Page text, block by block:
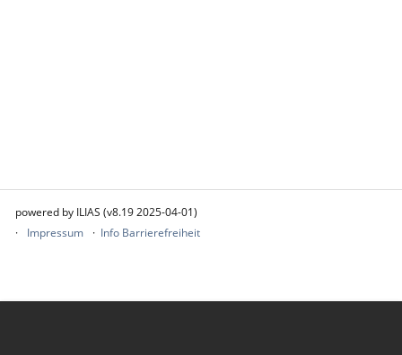
powered by ILIAS (v8.19 2025-04-01)
Impressum
Info Barrierefreiheit